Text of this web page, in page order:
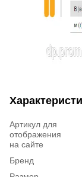
Артикул для
отображения
на сайте
Бренд